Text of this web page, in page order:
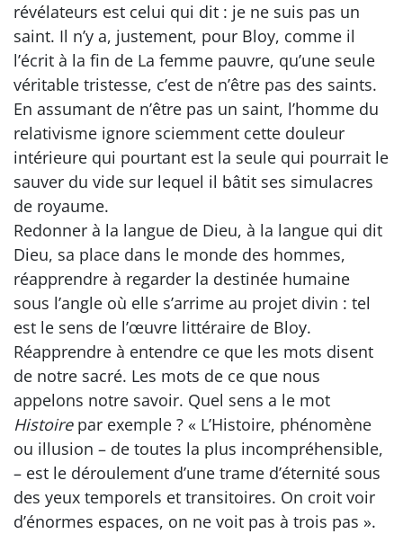
révélateurs est celui qui dit : je ne suis pas un
saint. Il n’y a, justement, pour Bloy, comme il
l’écrit à la fin de La femme pauvre, qu’une seule
véritable tristesse, c’est de n’être pas des saints.
En assumant de n’être pas un saint, l’homme du
relativisme ignore sciemment cette douleur
intérieure qui pourtant est la seule qui pourrait le
sauver du vide sur lequel il bâtit ses simulacres
de royaume.
Redonner à la langue de Dieu, à la langue qui dit
Dieu, sa place dans le monde des hommes,
réapprendre à regarder la destinée humaine
sous l’angle où elle s’arrime au projet divin : tel
est le sens de l’œuvre littéraire de Bloy.
Réapprendre à entendre ce que les mots disent
de notre sacré. Les mots de ce que nous
appelons notre savoir. Quel sens a le mot
Histoirepar exemple ? « L’Histoire, phénomène
ou illusion – de toutes la plus incompréhensible,
– est le déroulement d’une trame d’éternité sous
des yeux temporels et transitoires. On croit voir
d’énormes espaces, on ne voit pas à trois pas ».